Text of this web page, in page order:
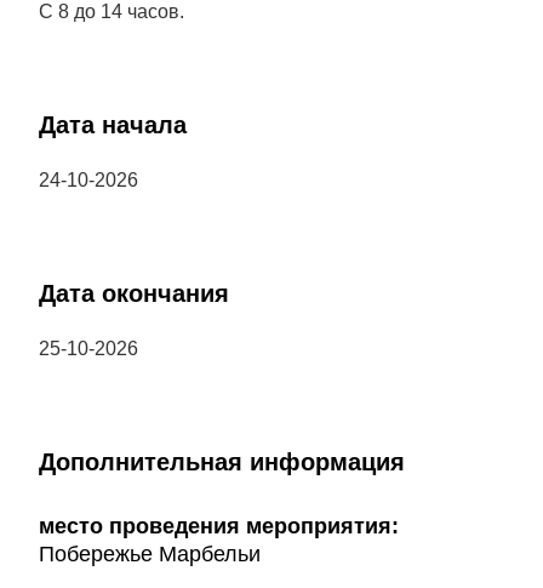
С 8 до 14 часов.
Дата начала
24-10-2026
Дата окончания
25-10-2026
Дополнительная информация
место проведения мероприятия:
Побережье Марбельи